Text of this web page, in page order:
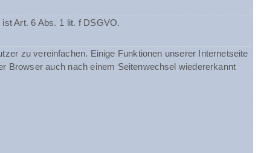
Art. 6 Abs. 1 lit. f DSGVO.
zu vereinfachen. Einige Funktionen unserer Internetseite
Browser auch nach einem Seitenwechsel wiedererkannt